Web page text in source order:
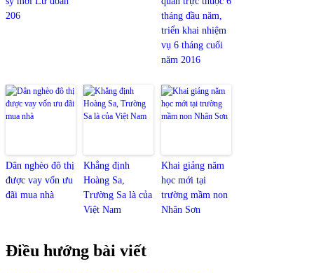
206
tháng đầu năm,
triển khai nhiệm
vụ 6 tháng cuối
năm 2016
Dân nghèo đô thị
được vay vốn ưu
đãi mua nhà
Khẳng định
Hoàng Sa,
Trường Sa là của
Việt Nam
Khai giảng năm
học mới tại
trường mầm non
Nhân Sơn
Điều hướng bài viết